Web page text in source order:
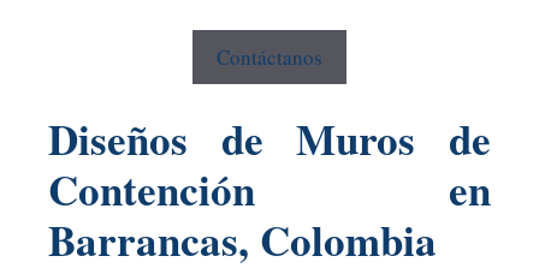
Contáctanos
Diseños de Muros de
Contención en
Barrancas, Colombia